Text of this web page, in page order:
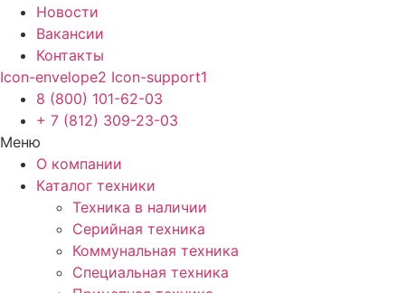
Новости
Вакансии
Контакты
Icon-envelope2 Icon-support1
8 (800) 101-62-03
+ 7 (812) 309-23-03
Меню
О компании
Каталог техники
Техника в наличии
Серийная техника
Коммунальная техника
Специальная техника